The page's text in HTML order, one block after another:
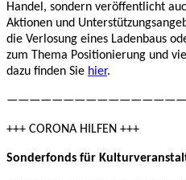
Handel, sondern veröffentlicht
Aktionen und
die Verlosung eines Ladenbaus
zum Thema Positionierung und
dazu finden Sie hier.
+++ CORONA HILFEN +++
Sonderfonds für